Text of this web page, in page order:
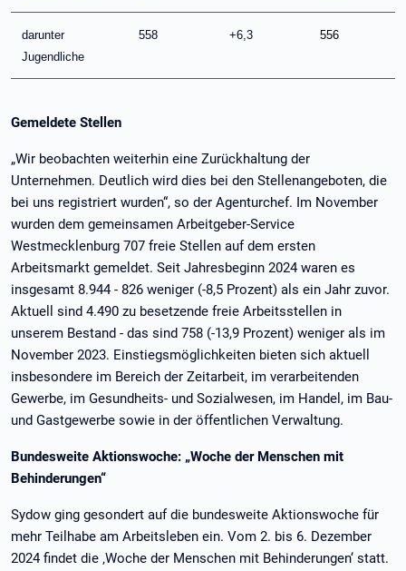
darunter
Jugendliche
558 +6,3 556
Gemeldete Stellen
„Wir beobachten weiterhin eine Zurückhaltung der
Unternehmen. Deutlich wird dies bei den Stellenangeboten, die
bei uns registriert wurden“, so der Agenturchef. Im November
wurden dem gemeinsamen Arbeitgeber-Service
Westmecklenburg 707 freie Stellen auf dem ersten
Arbeitsmarkt gemeldet. Seit Jahresbeginn 2024 waren es
insgesamt 8.944 - 826 weniger (-8,5 Prozent) als ein Jahr zuvor.
Aktuell sind 4.490 zu besetzende freie Arbeitsstellen in
unserem Bestand - das sind 758 (-13,9 Prozent) weniger als im
November 2023. Einstiegsmöglichkeiten bieten sich aktuell
insbesondere im Bereich der Zeitarbeit, im verarbeitenden
Gewerbe, im Gesundheits- und Sozialwesen, im Handel, im Bau-
und Gastgewerbe sowie in der öffentlichen Verwaltung.
Bundesweite Aktionswoche: „Woche der Menschen mit
Behinderungen“
Sydow ging gesondert auf die bundesweite Aktionswoche für
mehr Teilhabe am Arbeitsleben ein. Vom 2. bis 6. Dezember
2024 findet die ‚Woche der Menschen mit Behinderungen‘ statt.